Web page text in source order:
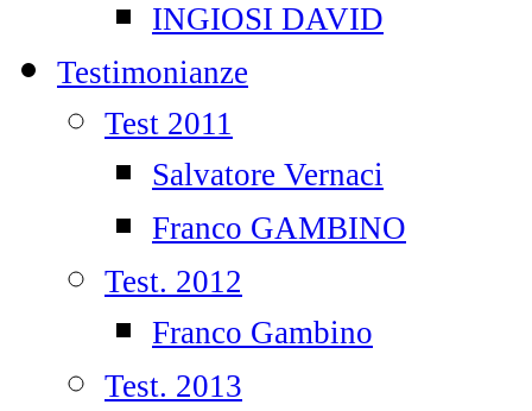
INGIOSI DAVID
Testimonianze
Test 2011
Salvatore Vernaci
Franco GAMBINO
Test. 2012
Franco Gambino
Test. 2013